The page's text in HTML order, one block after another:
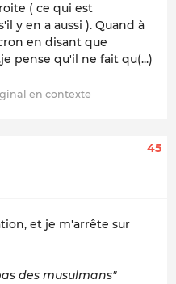
( ce qui est
y en a aussi ). Quand à
en disant que
pense qu'il ne fait qu(...)
45
et je m'arrête sur
des musulmans"